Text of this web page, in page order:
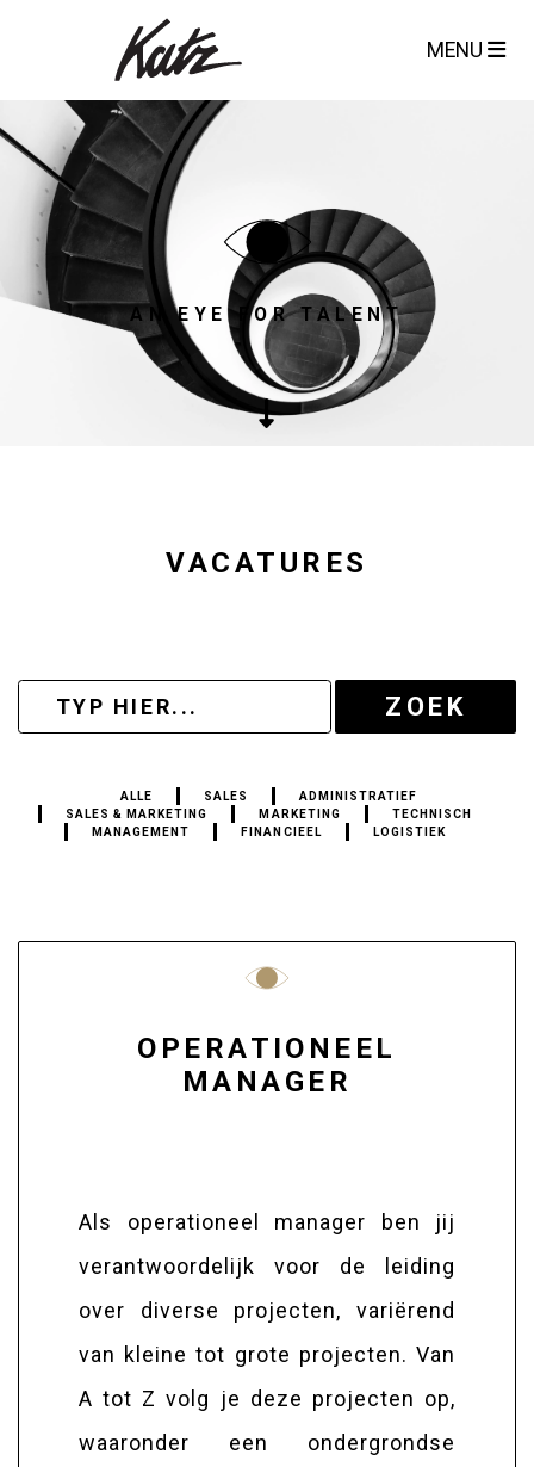
MENU
AN EYE FOR TALENT
VACATURES
ZOEK
ALLE SALES
ADMINISTRATIEF
SALES & MARKETING
MARKETING
TECHNISCH
MANAGEMENT
FINANCIEEL LOGISTIEK
OPERATIONEEL
MANAGER
Als operationeel manager ben jij
verantwoordelijk voor de leiding
over diverse projecten, variërend
van kleine tot grote projecten. Van
A tot Z volg je deze projecten op,
waaronder een ondergrondse